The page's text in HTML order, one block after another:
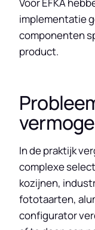
implementatie
componenten
product.
In de praktijk
complexe
kozijnen,
fototaarten,
configurator